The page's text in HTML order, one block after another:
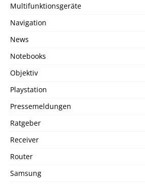
Multifunktionsgeräte
Navigation
News
Notebooks
Objektiv
Playstation
Pressemeldungen
Ratgeber
Receiver
Router
Samsung